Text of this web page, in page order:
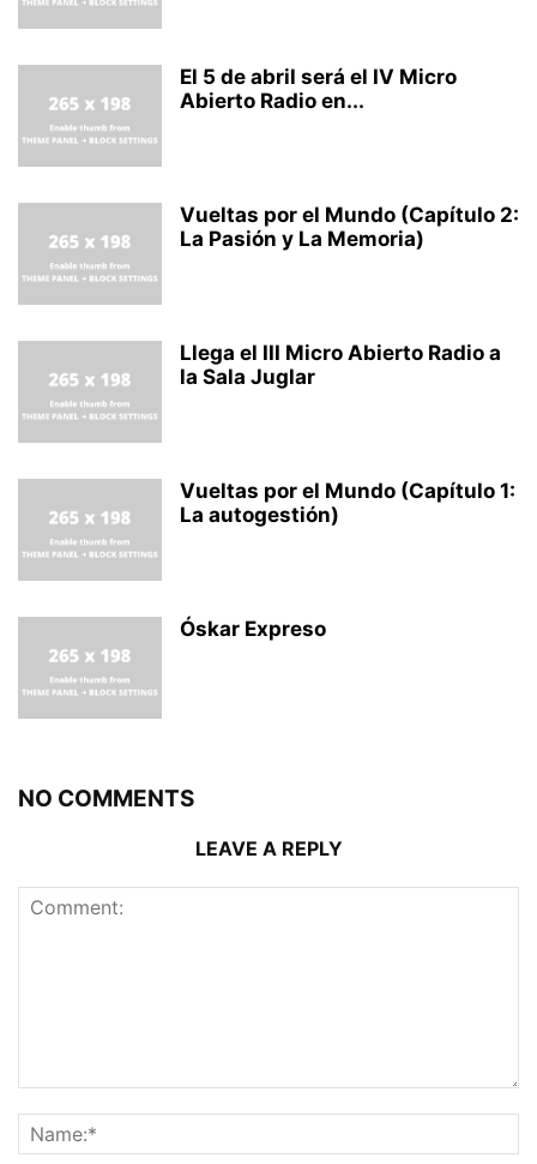
El 5 de abril será el IV Micro
Abierto Radio en...
Vueltas por el Mundo (Capítulo 2:
La Pasión y La Memoria)
Llega el III Micro Abierto Radio a
la Sala Juglar
Vueltas por el Mundo (Capítulo 1:
La autogestión)
Óskar Expreso
NO COMMENTS
LEAVE A REPLY